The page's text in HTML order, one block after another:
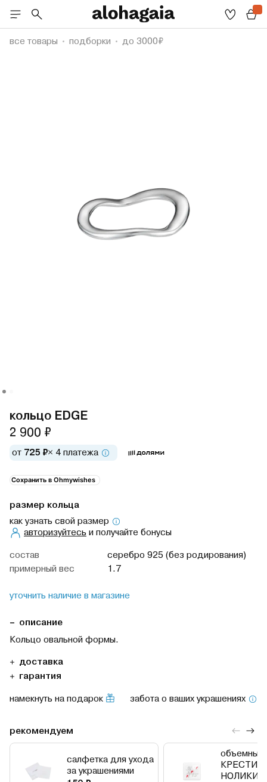
все товары подборки до 3000₽
кольцо EDGE
2 900 ₽
от 725 ₽× 4 платежа
Сохранить в Ohmywishes
размер кольца
как узнать свой размер
авторизуйтесьи получайте бонусы
cостав
серебро 925 (без родирования)
примерный вес
1.7
уточнить наличие в магазине
описание
Кольцо овальной формы.
доставка
гарантия
намекнуть на подарок
забота о ваших украшениях
рекомендуем
салфетка для ухода
за украшениями
объемный
НОЛИКИ